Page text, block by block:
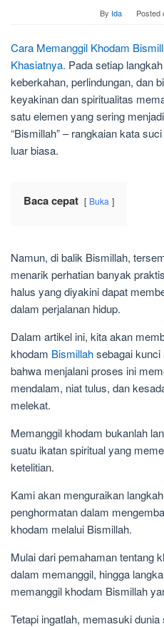
By Ida Posted
Cara Memanggil Khodam
Khasiatnya. Pada setiap
keberkahan, perlindungan, dan
keyakinan dan spiritualitas
satu elemen yang sering
“Bismillah” – rangkaian kata
luar biasa.
Baca cepat Buka
Namun, di balik Bismillah,
menarik perhatian banyak
halus yang diyakini dapat
dalam perjalanan hidup.
Dalam artikel ini, kita akan
khodam Bismillahsebagai
bahwa menjalani proses ini
mendalam, niat tulus, dan
melekat.
Memanggil khodam bukanlah
suatu ikatan spiritual yang
ketelitian.
Kami akan menguraikan
penghormatan dalam
khodam melalui Bismillah.
Mulai dari pemahaman tentang
dalam memanggil, hingga
memanggil khodam Bismillah
Tetapi ingatlah, memasuki